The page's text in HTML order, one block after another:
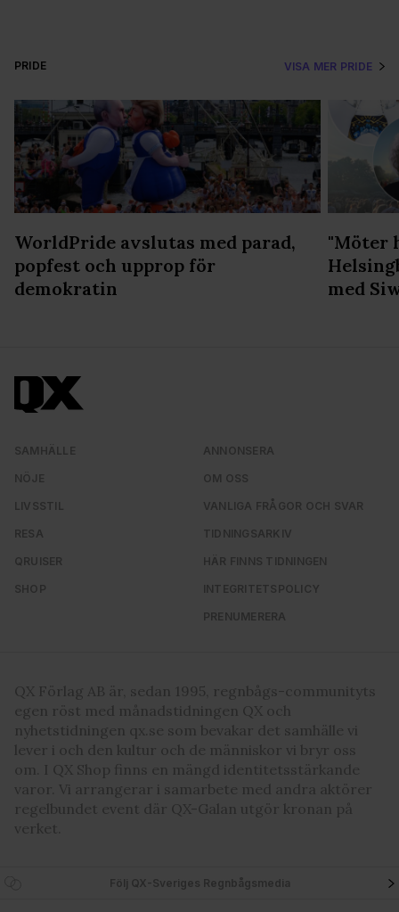
PRIDE VISA MER PRIDE
WorldPride avslutas med parad,
popfest och upprop för
demokratin
"Möter
med
SAMHÄLLE
NÖJE
LIVSSTIL
RESA
QRUISER
SHOP
ANNONSERA
OM OSS
VANLIGA FRÅGOR OCH SVAR
TIDNINGSARKIV
HÄR FINNS TIDNINGEN
INTEGRITETSPOLICY
PRENUMERERA
QX Förlag AB är, sedan 1995, regnbågs-communityts
egen röst med månadstidningen QX och
nyhetstidningen qx.se som bevakar det samhälle vi
lever i och den kultur och de människor vi bryr oss
om. I QX Shop finns en mängd identitetsstärkande
varor. Vi arrangerar i samarbete med andra aktörer
regelbundet event där QX-Galan utgör kronan på
verket.
Följ QX-Sveriges Regnbågsmedia